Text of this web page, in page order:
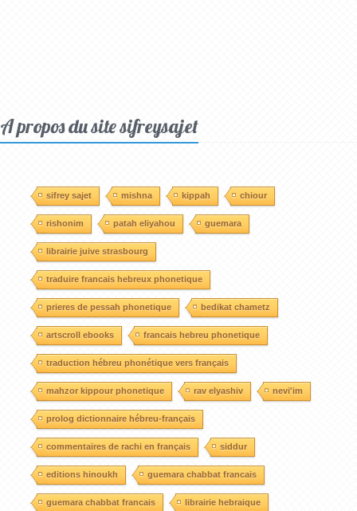
A propos du site sifreysajet
sifrey sajet mishna kippah chiour
rishonim patah eliyahou guemara
librairie juive strasbourg
traduire francais hebreux phonetique
prieres de pessah phonetique bedikat chametz
artscroll ebooks francais hebreu phonetique
traduction hébreu phonétique vers français
mahzor kippour phonetique rav elyashiv nevi'im
prolog dictionnaire hébreu-français
commentaires de rachi en français siddur
editions hinoukh guemara chabbat francais
guemara chabbat francais librairie hebraique